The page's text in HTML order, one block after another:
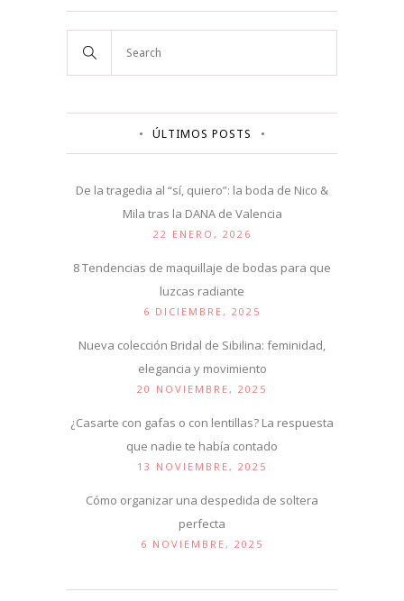
ÚLTIMOS POSTS
De la tragedia al “sí, quiero”: la boda de Nico &
Mila tras la DANA de Valencia
22 ENERO, 2026
8 Tendencias de maquillaje de bodas para que
luzcas radiante
6 DICIEMBRE, 2025
Nueva colección Bridal de Sibilina: feminidad,
elegancia y movimiento
20 NOVIEMBRE, 2025
¿Casarte con gafas o con lentillas? La respuesta
que nadie te había contado
13 NOVIEMBRE, 2025
Cómo organizar una despedida de soltera
perfecta
6 NOVIEMBRE, 2025